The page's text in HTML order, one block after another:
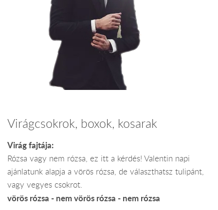
Virágcsokrok, boxok, kosarak
Virág fajtája:
Rózsa vagy nem rózsa, ez itt a kérdés! Valentin napi
ajánlatunk alapja a vörös rózsa, de választhatsz tulipánt,
vagy vegyes csokrot.
vörös rózsa - nem vörös rózsa - nem rózsa